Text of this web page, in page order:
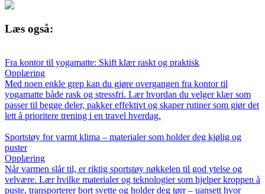
Læs også:
Fra kontor til yogamatte: Skift klær raskt og praktisk
Opplæring
Med noen enkle grep kan du gjøre overgangen fra kontor til
yogamatte både rask og stressfri. Lær hvordan du velger klær som
passer til begge deler, pakker effektivt og skaper rutiner som gjør det
lett å prioritere trening i en travel hverdag.
Sportstøy for varmt klima – materialer som holder deg kjølig og
puster
Opplæring
Når varmen slår til, er riktig sportstøy nøkkelen til god ytelse og
velvære. Lær hvilke materialer og teknologier som hjelper kroppen å
puste, transporterer bort svette og holder deg tørr – uansett hvor